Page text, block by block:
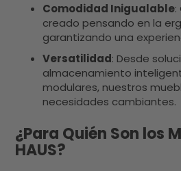
Comodidad Inigualable:
creado pensando en la
garantizando una
Versatilidad: Desde
almacenamiento
modulares, nuestros
necesidades cambiantes.
¿Para Quién Son los
HAUS?